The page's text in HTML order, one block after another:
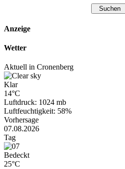
Anzeige
Wetter
Aktuell in Cronenberg
Klar
14°C
Luftdruck: 1024 mb
Luftfeuchtigkeit: 58%
Vorhersage
07.08.2026
Tag
Bedeckt
25°C